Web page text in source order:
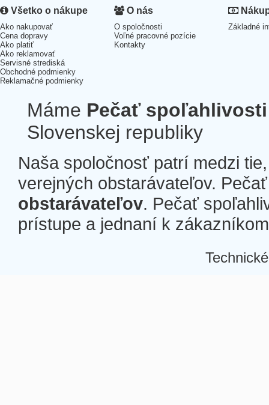
Všetko o nákupe
Ako nakupovať
Cena dopravy
Ako platiť
Ako reklamovať
Servisné strediská
Obchodné podmienky
Reklamačné podmienky
O nás
O spoločnosti
Voľné pracovné pozície
Kontakty
Základné
Máme Pečať spoľahlivosti
Slovenskej republiky
Naša spoločnosť patrí medzi
verejných obstarávateľov.
obstarávateľov. Pečať
prístupe a jednaní k